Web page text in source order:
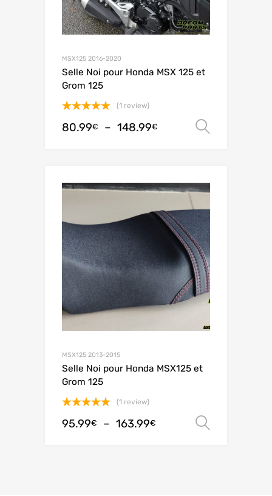
MSX125 2016-2020
Selle Noi pour Honda MSX 125 et
Grom 125
sur 5
(1 review)
80.99€ – 148.99€
MSX125 2013-2015
Selle Noi pour Honda MSX125 et
Grom 125
sur 5
(1 review)
95.99€ – 163.99€